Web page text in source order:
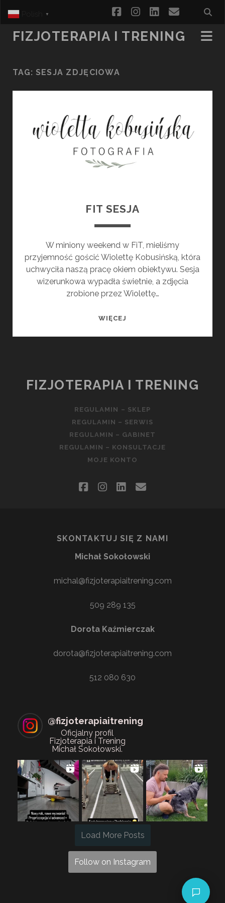
facebookinstagram
linkedinemail
FIZJOTERAPIA I TRENING
TAG: SESJA ZDJĘCIOWA
FIT SESJA
W miniony weekend w FiT, mieliśmy
przyjemność gościć Wiolettę Kobusińską, która
uchwyciła naszą pracę okiem obiektywu. Sesja
wizerunkowa wypadła świetnie, a zdjęcia
zrobione przez Wiolettę…
WIĘCEJ
FIZJOTERAPIA I TRENING
REGULAMIN – SKLEP
REGULAMIN – SERWIS
REGULAMIN – GABINET
REGULAMIN – KONSULTACJE
MOJE KONTO
facebookinstagram
linkedin
email
SKONTAKTUJ SIĘ Z NAMI
Michał Sokołowski
michal@fizjoterapiaitrening.com
509 289 135
Dorota Kaźmierczak
dorota@fizjoterapiaitrening.com
512 080 630
@fizjoterapiaitrening
Oficjalny profil
Fizjoterapia i Trening
Michał Sokołowski.
Load More Posts
Follow on Instagram
▼